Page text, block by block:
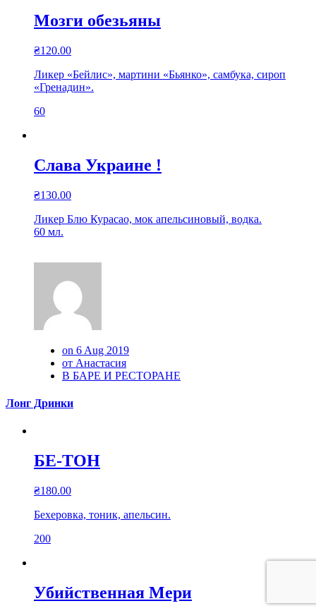
Мозги обезьяны
₴120.00
Ликер «Бейлис», мартини «Бьянко», самбука, сироп
«Гренадин».
60
Слава Украине !
₴130.00
Ликер Блю Курасао, мок апельсиновый, водка.
60 мл.
on 6 Aug 2019
от Анастасия
В БАРЕ И РЕСТОРАНЕ
Лонг Дринки
БЕ-ТОН
₴180.00
Бехеровка, тоник, апельсин.
200
Убийственная Мери